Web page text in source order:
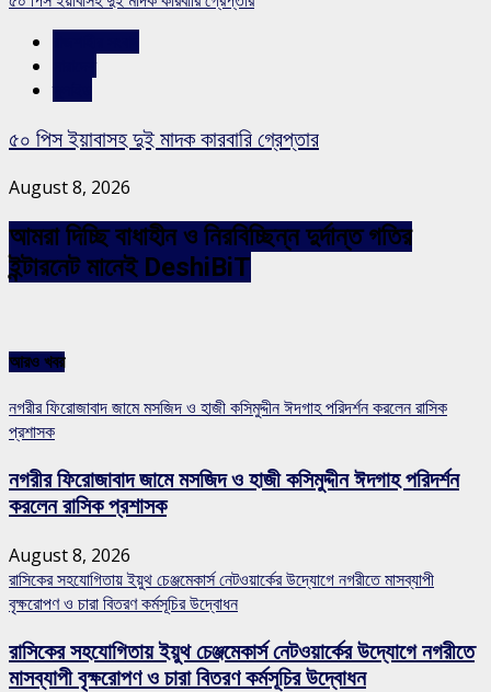
৫০ পিস ইয়াবাসহ দুই মাদক কারবারি গ্রেপ্তার
August 8, 2026
আমরা দিচ্ছি বাধাহীন ও নিরবিচ্ছিন্ন দুর্দান্ত গতির
ইন্টারনেট মানেই DeshiBiT
আরও খবর
নগরীর ফিরোজাবাদ জামে মসজিদ ও হাজী কসিমুদ্দীন ঈদগাহ পরিদর্শন করলেন রাসিক
প্রশাসক
নগরীর ফিরোজাবাদ জামে মসজিদ ও হাজী কসিমুদ্দীন ঈদগাহ পরিদর্শন
করলেন রাসিক প্রশাসক
August 8, 2026
রাসিকের সহযোগিতায় ইয়ুথ চেঞ্জমেকার্স নেটওয়ার্কের উদ্যোগে নগরীতে মাসব্যাপী
বৃক্ষরোপণ ও চারা বিতরণ কর্মসূচির উদ্বোধন
রাসিকের সহযোগিতায় ইয়ুথ চেঞ্জমেকার্স নেটওয়ার্কের উদ্যোগে নগরীতে
মাসব্যাপী বৃক্ষরোপণ ও চারা বিতরণ কর্মসূচির উদ্বোধন